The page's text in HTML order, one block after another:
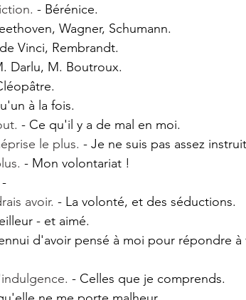
- Bérénice.
Wagner, Schumann.
Vinci, Rembrandt.
Darlu, M. Boutroux.
à la fois.
- Ce qu'il y a de mal en moi.
le plus. - Je ne suis pas assez
- Mon volontariat !
-
avoir. - La volonté, et des séductions.
- et aimé.
d'avoir pensé à moi pour répondre à
- Celles que je comprends.